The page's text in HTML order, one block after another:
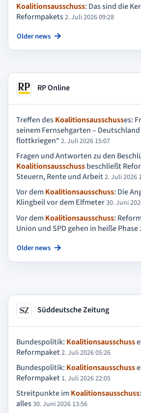
Koalitionsausschuss: Das sind die
Reformpakets2. Juli 2026 09:28
Older news
RP Online
Treffen desKoalitionsausschusses:
seinem Fernsehgarten –
flottkriegen“ 2. Juli 2026 15:07
Fragen und Antworten zu den
Koalitionsausschussbeschließt
Steuern, Rente und Arbeit2. Juli 2026
Vor demKoalitionsausschuss: Die
Klingbeil vor dem Elfmeter30. Juni
Vor demKoalitionsausschuss:
Union und SPD gehen in heiße Phase
Older news
Süddeutsche Zeitung
Bundespolitik: Koalitionsausschuss
Reformpaket2. Juli 2026 05:26
Bundespolitik: Koalitionsausschuss
Reformpaket 1. Juli 2026 22:05
Streitpunkte imKoalitionsausschuss
alles30. Juni 2026 13:56